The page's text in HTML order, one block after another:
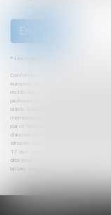
Envoyer
* Les champs suivis d'un astérisque sont
Conformément à la loi n°78-17 du 6
européen 2016/679, dit Règlement
rectification, de suppression des
professionnel est amené à recueillir auprès
la liste d'opposition au démarchage
mentionne de manière claire et
par ce formulaire ne sont lues que par un
d'aucune conservation en cas de non-
s'inscrire sur la liste d'opposition au
17 du 6 janvier 1978, vous disposez à
droit peut être exercé par courrier postal
la Gare Sud de France, 34970 Lattes